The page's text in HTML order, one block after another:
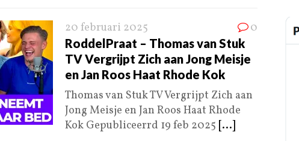
20 februari 2025 0
RoddelPraat – Thomas van Stuk
TV Vergrijpt Zich aan Jong Meisje
en Jan Roos Haat Rhode Kok
Thomas van Stuk TV Vergrijpt Zich aan
Jong Meisje en Jan Roos Haat Rhode
Kok Gepubliceerrd 19 feb 2025 [...]